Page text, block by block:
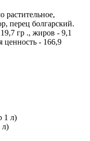
растительное,
перец болгарский.
гр ., жиров - 9,1
ценность - 166,9
л)